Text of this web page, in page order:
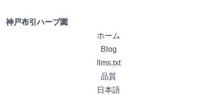
神戸布引ハーブ園
ホーム
Blog
llms.txt
品質
日本語